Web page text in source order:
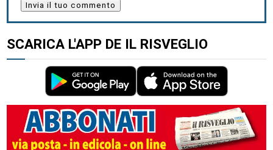
SCARICA L'APP DE IL RISVEGLIO